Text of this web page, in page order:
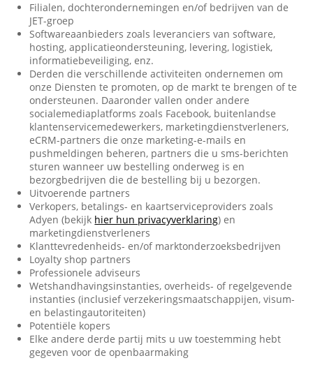
Filialen, dochterondernemingen en/of bedrijven van de
JET-groep
Softwareaanbieders zoals leveranciers van software,
hosting, applicatieondersteuning, levering, logistiek,
informatiebeveiliging, enz.
Derden die verschillende activiteiten ondernemen om
onze Diensten te promoten, op de markt te brengen of te
ondersteunen. Daaronder vallen onder andere
socialemediaplatforms zoals Facebook, buitenlandse
klantenservicemedewerkers, marketingdienstverleners,
eCRM-partners die onze marketing-e-mails en
pushmeldingen beheren, partners die u sms-berichten
sturen wanneer uw bestelling onderweg is en
bezorgbedrijven die de bestelling bij u bezorgen.
Uitvoerende partners
Verkopers, betalings- en kaartserviceproviders zoals
Adyen (bekijk hier hun privacyverklaring) en
marketingdienstverleners
Klanttevredenheids- en/of marktonderzoeksbedrijven
Loyalty shop partners
Professionele adviseurs
Wetshandhavingsinstanties, overheids- of regelgevende
instanties (inclusief verzekeringsmaatschappijen, visum-
en belastingautoriteiten)
Potentiële kopers
Elke andere derde partij mits u uw toestemming hebt
gegeven voor de openbaarmaking